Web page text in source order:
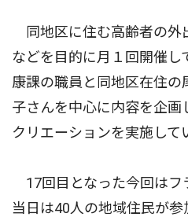
同地区に住む高齢者の外
などを目的に月１回開催
康課の職員と同地区在住
子さんを中心に内容を企画
クリエーションを実施して
17回目となった今回はフ
当日は40人の地域住民が